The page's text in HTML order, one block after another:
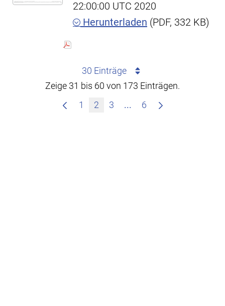
22:00:00 UTC 2020
Herunterladen (PDF, 332 KB)
30 Einträge
Zeige 31 bis 60 von 173 Einträgen.
1
2 3 ... Zwischenseiten
6